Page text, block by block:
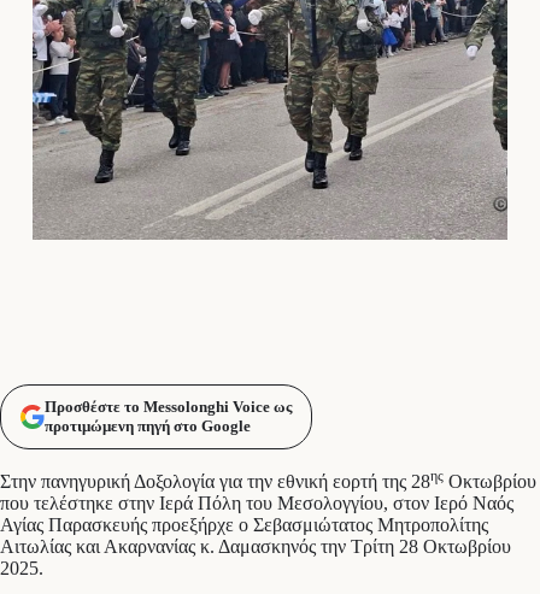
Προσθέστε το Messolonghi Voice ως
προτιμώμενη πηγή στο Google
Στην πανηγυρική Δοξολογία για την εθνική εορτή της 28ης Οκτωβρίου
που τελέστηκε στην Ιερά Πόλη του Μεσολογγίου, στον Ιερό Ναός
Αγίας Παρασκευής προεξήρχε ο Σεβασμιώτατος Μητροπολίτης
Αιτωλίας και Ακαρνανίας κ. Δαμασκηνός την Τρίτη 28 Οκτωβρίου
2025.